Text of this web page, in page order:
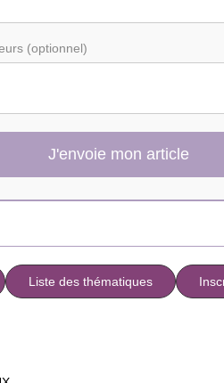
(optionnel)
J'envoie mon article
Liste des thématiques